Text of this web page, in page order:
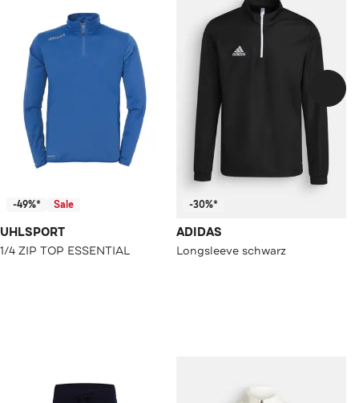
-49%* Sale
UHLSPORT
1/4 ZIP TOP ESSENTIAL
-30%*
ADIDAS
Longsleeve schwarz